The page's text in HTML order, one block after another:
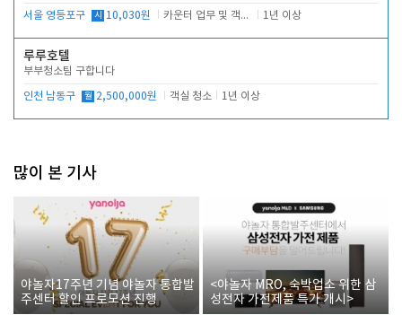
서울 영등포구 시 10,030원 카운터 업무 및 객실관리(청소상태 확인, 객실판매) 1년 이상
루루호텔
부부청소팀 구합니다
인천 남동구 월 2,500,000원 객실 청소 1년 이상
많이 본 기사
야놀자17주년 기념 야놀자 통합발
주센터 할인 프로모션 진행
<야놀자 MRO, 숙박업소 위한 삼
성전자 가전제품 특가 개시>